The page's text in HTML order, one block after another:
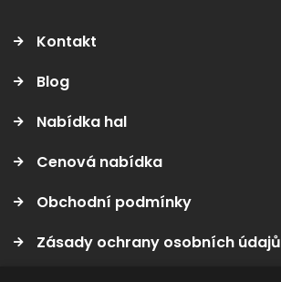
Kontakt
Blog
Nabídka hal
Cenová nabídka
Obchodní podmínky
Zásady ochrany osobních údajů